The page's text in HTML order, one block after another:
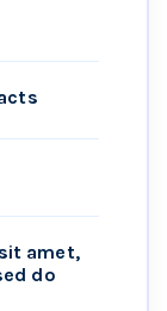
amet,
do